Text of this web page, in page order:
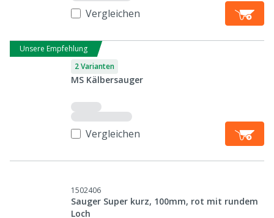
Vergleichen
Unsere Empfehlung
2 Varianten
MS Kälbersauger
Vergleichen
1502406
Sauger Super kurz, 100mm, rot mit rundem
Loch